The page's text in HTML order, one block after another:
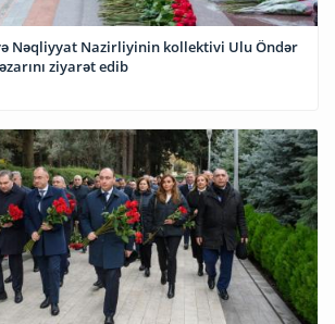
Nəqliyyat Nazirliyinin kollektivi Ulu Öndər
ziyarət edib